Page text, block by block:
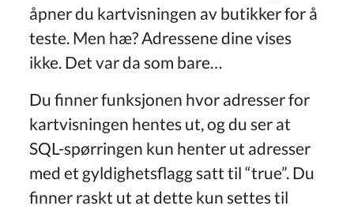
åpner du kartvisningen av butikker for å
teste. Men hæ? Adressene dine vises
ikke. Det var da som bare…
Du finner funksjonen hvor adresser for
kartvisningen hentes ut, og du ser at
SQL-spørringen kun henter ut adresser
med et gyldighetsflagg satt til “true”. Du
finner raskt ut at dette kun settes til